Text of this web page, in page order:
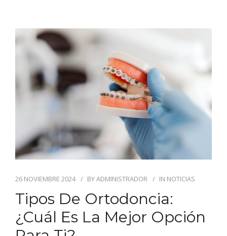
CONTACTO
26 NOVIEMBRE 2024 BYADMINISTRADOR IN NOTICIAS
Tipos De Ortodoncia:
¿Cuál Es La Mejor Opción